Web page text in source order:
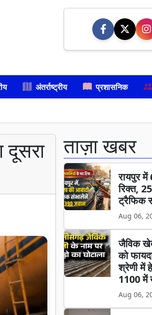
अंतर्राष्ट्रीय प्रशासनिक
ताज़ा खबर
रायपुर
रिक्त,
ट्रैफिक
Aug 06,
जैविक
को
श्रेणी में
1100 में
Aug 06,